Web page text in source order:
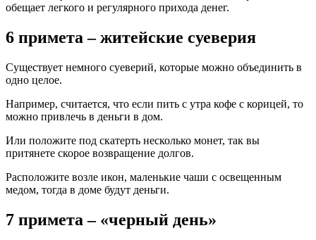
обещает легкого и регулярного прихода денег.
6 примета – житейские суеверия
Существует немного суеверий, которые можно объединить в
одно целое.
Например, считается, что если пить с утра кофе с корицей, то
можно привлечь в деньги в дом.
Или положите под скатерть несколько монет, так вы
притянете скорое возвращение долгов.
Расположите возле икон, маленькие чаши с освещенным
медом, тогда в доме будут деньги.
7 примета – «черный день»